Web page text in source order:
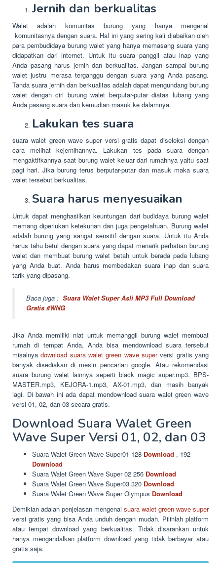
Jernih dan berkualitas
Walet adalah komunitas burung yang hanya mengenal
komunitasnya dengan suara. Hal ini yang sering kali diabaikan oleh
para pembudidaya burung walet yang hanya memasang suara yang
didapatkan dari internet. Untuk itu suara panggil atau inap yang
Anda pasang harus jernih dan berkualitas. Jangan sampai burung
walet justru merasa terganggu dengan suara yang Anda pasang.
Tanda suara jernih dan berkualitas adalah dapat mengundang burung
walet dengan ciri burung walet berputar-putar diatas lubang yang
Anda pasang suara dan kemudian masuk ke dalamnya.
Lakukan tes suara
suara walet green wave super versi gratis dapat diseleksi dengan
cara melihat kejernihannya. Lakukan tes pada suara dengan
mengaktifkannya saat burung walet keluar dari rumahnya yaitu saat
pagi hari. Jika burung terus berputar-putar dan masuk maka suara
walet tersebut berkualitas.
Suara harus menyesuaikan
Untuk dapat menghasilkan keuntungan dari budidaya burung walet
memang diperlukan ketekunan dan juga pengetahuan. Burung walet
adalah burung yang sangat sensitif dengan suara. Untuk itu Anda
harus tahu betul dengan suara yang dapat menarik perhatian burung
walet dan membuat burung walet betah untuk berada pada lubang
yang Anda buat. Anda harus membedakan suara inap dan suara
tarik yang dipasang.
Baca juga : Suara Walet Super Asli MP3 Full Download
Gratis #WNG
Jika Anda memiliki niat untuk memanggil burung walet membuat
rumah di tempat Anda, Anda bisa mendownload suara tersebut
misalnyadownload suara walet green wave superversi gratis yang
banyak disediakan di mesin pencarian google. Atau rekomendasi
suara burung walet lainnya seperti black magic super.mp3. BPS-
MASTER.mp3, KEJORA-1.mp3, AX-01.mp3, dan masih banyak
lagi. Di bawah ini ada dapat mendownload suara walet green wave
versi 01, 02, dan 03 secara gratis.
Download Suara Walet Green
Wave Super Versi 01, 02, dan 03
Suara Walet Green Wave Super01 128 Download , 192
Download
Suara Walet Green Wave Super 02 256 Download
Suara Walet Green Wave Super03 320 Download
Suara Walet Green Wave Super Olympus Download
Demikian adalah penjelasan mengenai suara walet green wave super
versi gratis yang bisa Anda unduh dengan mudah. Pilihlah platform
atau tempat download yang berkualitas. Tidak disarankan untuk
hanya mengandalkan platform download yang tidak berbayar atau
gratis saja.